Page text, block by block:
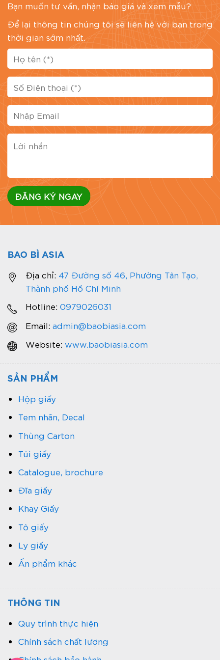
Bạn muốn tư vấn, nhận báo giá và xem mẫu?
Để lại thông tin chúng tôi sẽ liên hệ với bạn trong
thời gian sớm nhất.
BAO BÌ ASIA
Địa chỉ: 47 Đường số 46, Phường Tân Tạo,
Thành phố Hồ Chí Minh
Hotline: 0979026031
Email: admin@baobiasia.com
Website: www.baobiasia.com
SẢN PHẨM
Hộp giấy
Tem nhãn, Decal
Thùng Carton
Túi giấy
Catalogue, brochure
Đĩa giấy
Khay Giấy
Tô giấy
Ly giấy
Ấn phẩm khác
THÔNG TIN
Quy trình thực hiện
Chính sách chất lượng